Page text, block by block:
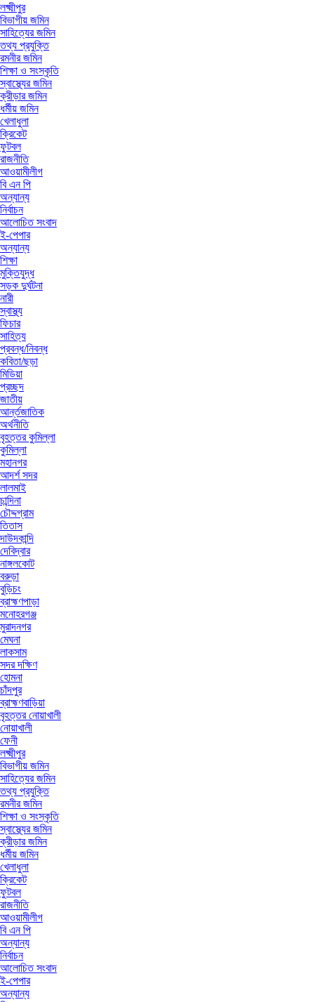
লক্ষ্মীপুর
বিভাগীয় জমিন
সাহিত্যের জমিন
তথ্য প্রযুক্তি
রমনীর জমিন
শিক্ষা ও সংস্কৃতি
স্বাস্থ্যের জমিন
ক্রীড়ার জমিন
ধর্মীয় জমিন
খেলাধুলা
ক্রিকেট
ফুটবল
রাজনীতি
আওয়ামীলীগ
বি এন পি
অন্যান্য
নির্বাচন
আলোচিত সংবাদ
ই-পেপার
অন্যান্য
শিক্ষা
মুক্তিযুদ্ধ
সড়ক দুর্ঘটনা
নারী
স্বাস্থ্য
ফিচার
সাহিত্য
প্রবন্ধ/নিবন্ধ
কবিতা/ছড়া
মিডিয়া
প্রচ্ছদ
জাতীয়
আর্ন্তজাতিক
অর্থনীতি
বৃহত্তর কুমিল্লা
কুমিল্লা
মহানগর
আদর্শ সদর
লালমাই
চান্দিনা
চৌদ্দগ্রাম
তিতাস
দাউদকান্দি
দেবিদ্বার
নাঙ্গলকোট
বরুড়া
বুড়িচং
ব্রাহ্মণপাড়া
মনোহরগঞ্জ
মুরাদনগর
মেঘনা
লাকসাম
সদর দক্ষিণ
হোমনা
চাঁদপুর
ব্রাহ্মণবাড়িয়া
বৃহত্তর নোয়াখালী
নোয়াখালী
ফেনী
লক্ষ্মীপুর
বিভাগীয় জমিন
সাহিত্যের জমিন
তথ্য প্রযুক্তি
রমনীর জমিন
শিক্ষা ও সংস্কৃতি
স্বাস্থ্যের জমিন
ক্রীড়ার জমিন
ধর্মীয় জমিন
খেলাধুলা
ক্রিকেট
ফুটবল
রাজনীতি
আওয়ামীলীগ
বি এন পি
অন্যান্য
নির্বাচন
আলোচিত সংবাদ
ই-পেপার
অন্যান্য